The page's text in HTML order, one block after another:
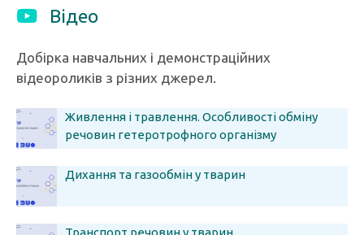
Відео
Добірка навчальних і демонстраційних
відеороликів з різних джерел.
Живлення і травлення. Особливості обміну
речовин гетеротрофного організму
Дихання та газообмін у тварин
Транспорт речовин у тварин